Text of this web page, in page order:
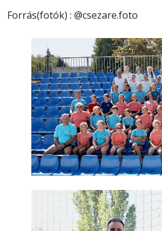
Forrás(fotók) : @csezare.foto